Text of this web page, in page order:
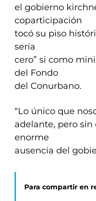
el gobierno
coparticipación
tocó su piso
sería
cero” si como
del Fondo
del Conurbano.
“Lo único que
adelante, pero
enorme
ausencia del
Para compartir en